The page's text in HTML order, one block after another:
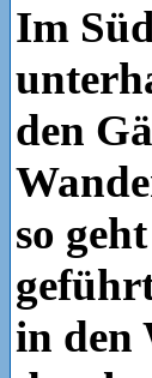
Im
den
so
in den